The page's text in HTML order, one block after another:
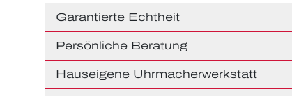
Garantierte Echtheit
Persönliche Beratung
Hauseigene Uhrmacherwerkstatt